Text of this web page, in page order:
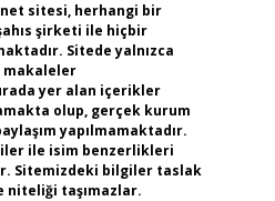
sitesi, herhangi bir
şirketi ile hiçbir
Sitede yalnızca
makaleler
yer alan içerikler
olup, gerçek kurum
yapılmamaktadır.
ile isim benzerlikleri
Sitemizdeki bilgiler taslak
niteliği taşımazlar.